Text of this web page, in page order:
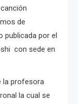
de
publicada por el
con sede en
la profesora
la cual se